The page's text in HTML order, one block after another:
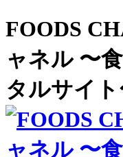
FOODS
ャネル 〜
タルサイ